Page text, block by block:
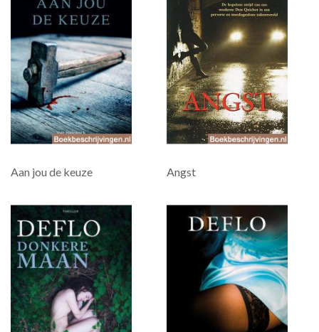
Aan jou de keuze Angst